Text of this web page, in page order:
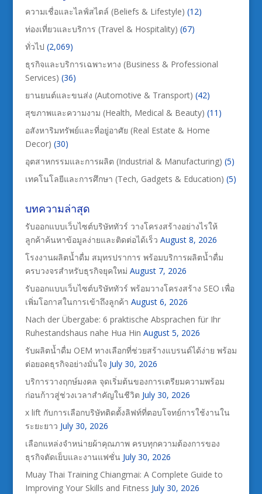
ความเชื่อและไลฟ์สไตล์ (Beliefs & Lifestyle) (12)
ท่องเที่ยวและบริการ (Travel & Hospitality) (67)
ทั่วไป (2,069)
ธุรกิจและบริการเฉพาะทาง (Business & Professional
Services) (36)
ยานยนต์และขนส่ง (Automotive & Transport) (42)
สุขภาพและความงาม (Health, Medical & Beauty) (11)
อสังหาริมทรัพย์และที่อยู่อาศัย (Real Estate & Home
Decor) (30)
อุตสาหกรรมและการผลิต (Industrial & Manufacturing) (5)
เทคโนโลยีและการศึกษา (Tech, Gadgets & Education) (5)
บทความล่าสุด
รับออกแบบเว็บไซต์บริษัททัวร์ วางโครงสร้างอย่างไรให้
ลูกค้าค้นหาข้อมูลง่ายและติดต่อได้เร็ว August 8, 2026
โรงงานผลิตน้ำดื่ม สมุทรปราการ พร้อมบริการผลิตน้ำดื่ม
ครบวงจรสำหรับธุรกิจยุคใหม่ August 7, 2026
รับออกแบบเว็บไซต์บริษัททัวร์ พร้อมวางโครงสร้าง SEO เพื่อ
เพิ่มโอกาสในการเข้าถึงลูกค้า August 6, 2026
Nach der Übergabe: 6 praktische Absprachen für Ihr
Ruhestandshaus nahe Hua Hin August 5, 2026
รับผลิตน้ำดื่ม OEM ทางเลือกที่ช่วยสร้างแบรนด์ได้ง่าย พร้อม
ต่อยอดธุรกิจอย่างมั่นใจ July 30, 2026
บริการวางฤกษ์มงคล จุดเริ่มต้นของการเตรียมความพร้อม
ก่อนก้าวสู่ช่วงเวลาสำคัญในชีวิต July 30, 2026
x lift กับการเลือกบริษัทติดตั้งลิฟท์ที่ตอบโจทย์การใช้งานใน
ระยะยาว July 30, 2026
เลือกแหล่งจำหน่ายผ้าคุณภาพ ครบทุกความต้องการของ
ธุรกิจตัดเย็บและงานแฟชั่น July 30, 2026
Muay Thai Training Chiangmai: A Complete Guide to
Improving Your Skills and Fitness July 30, 2026